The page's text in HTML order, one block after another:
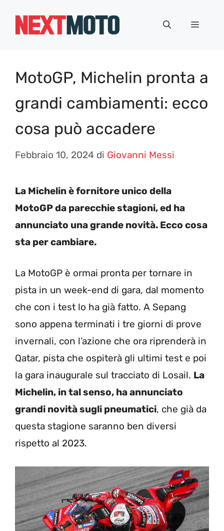
Menu
MotoGP, Michelin pronta a
grandi cambiamenti: ecco
cosa può accadere
Febbraio 10, 2024 di Giovanni Messi
La Michelin è fornitore unico della
MotoGP da parecchie stagioni, ed ha
annunciato una grande novità. Ecco cosa
sta per cambiare.
La MotoGP è ormai pronta per tornare in
pista in un week-end di gara, dal momento
che con i test lo ha già fatto. A Sepang
sono appena terminati i tre giorni di prove
invernali, con l’azione che ora riprenderà in
Qatar, pista che ospiterà gli ultimi test e poi
la gara inaugurale sul tracciato di Losail. La
Michelin, in tal senso, ha annunciato
grandi novità sugli pneumatici, che già da
questa stagione saranno ben diversi
rispetto al 2023.